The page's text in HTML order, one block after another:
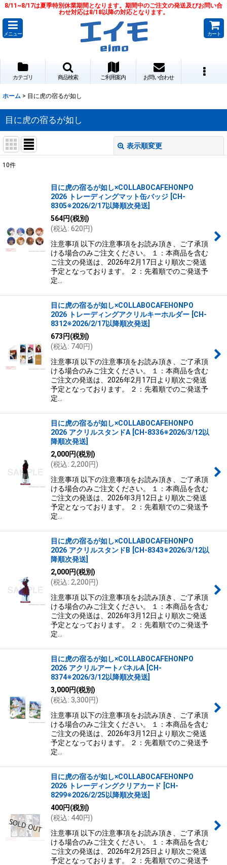
8/11~8/17は夏季特別休業期間となります。期間中のご注文の発送及びお問い合
わせ対応は8/18以降の対応となります。
メニュー カート
カテゴリ 商品検索 ご利用案内 お問い合わせ
ホーム > 目に虎の宿るが如し
目に虎の宿るが如し
表示順変更
並び順:
絞り込む
10件
目に虎の宿るが如し×COLLABOCAFEHONPO
2026 トレーディングマット缶バッジ CH-
8305※2026/2/17以降順次発送
564円(税別)
(税込: 620円)
注意事項 以下の注意事項をお読み頂き、ご了承頂
ける場合のみご注文ください。 １：本商品を含む
ご注文の発送は、2026年2月17日より順次ご発送
予定となっております。 ２：先着順でのご発送予
定…
目に虎の宿るが如し×COLLABOCAFEHONPO
2026 トレーディングアクリルキーホルダー CH-
8312※2026/2/17以降順次発送
673 円(税別)
(税込: 740円)
注意事項 以下の注意事項をお読み頂き、ご了承頂
ける場合のみご注文ください。 １：本商品を含む
ご注文の発送は、2026年2月17日より順次ご発送
予定となっております。 ２：先着順でのご発送予
定…
目に虎の宿るが如し×COLLABOCAFEHONPO
2026 アクリルスタンドA CH-8336※2026/3/12以
降順次発送
2,000円(税別)
(税込: 2,200円)
注意事項 以下の注意事項をお読み頂き、ご了承頂
ける場合のみご注文ください。 １：本商品を含む
ご注文の発送は、2026年3月12日より順次ご発送
予定となっております。 ２：先着順でのご発送予
定…
目に虎の宿るが如し×COLLABOCAFEHONPO
2026 アクリルスタンドB
CH-8343※2026/3/12以
降順次発送
2,000円(税別)
(税込: 2,200円)
注意事項 以下の注意事項をお読み頂き、ご了承頂
ける場合のみご注文ください。 １：本商品を含む
ご注文の発送は、2026年3月12日より順次ご発送
予定となっております。 ２：先着順でのご発送予
定…
目に虎の宿るが如し×COLLABOCAFEHONPO
2026 アクリルアートパネルA CH-
8374※2026/3/12以降順次発送
3,000円(税別)
(税込: 3,300円)
注意事項 以下の注意事項をお読み頂き、ご了承頂
ける場合のみご注文ください。 １：本商品を含む
ご注文の発送は、2026年3月12日より順次ご発送
予定となっております。 ２：先着順でのご発送予
定…
目に虎の宿るが如し×COLLABOCAFEHONPO
2026 トレーディングクリアカード
CH-
8299※2026/2/25以降順次発送
400円(税別)
(税込: 440円)
注意事項 以下の注意事項をお読み頂き、ご了承頂
ける場合のみご注文ください。 １：本商品を含む
ご注文の発送は、2026年2月25日より順次ご発送
予定となっております。 ２：先着順でのご発送予